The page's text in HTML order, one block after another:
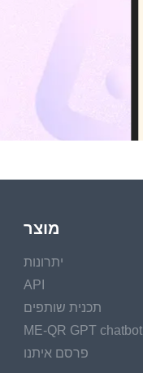
מוצר
יתרונות
API
תכנית שותפים
ME-QR GPT chatbot
פרסם איתנו